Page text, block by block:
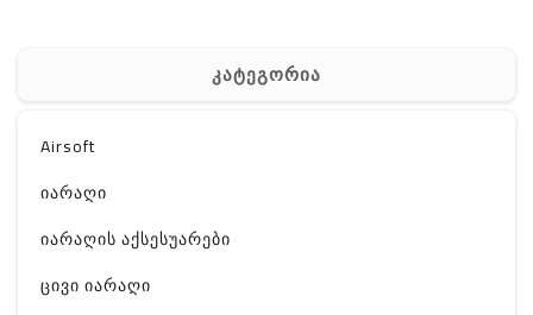
კატეგორია
Airsoft
იარაღი
იარაღის აქსესუარები
ცივი იარაღი